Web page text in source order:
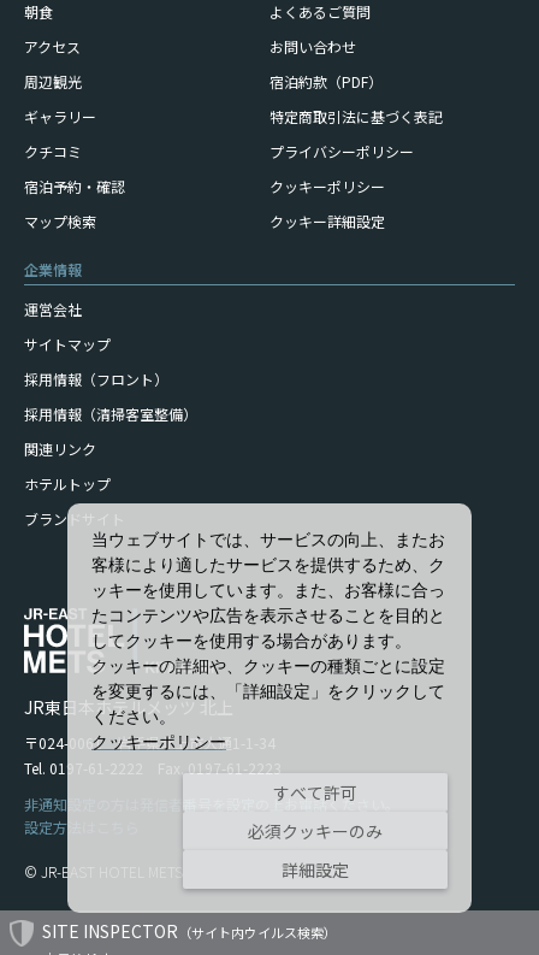
朝食
アクセス
周辺観光
ギャラリー
クチコミ
宿泊予約・確認
マップ検索
よくあるご質問
お問い合わせ
宿泊約款（PDF）
特定商取引法に基づく表記
プライバシーポリシー
クッキーポリシー
クッキー詳細設定
企業情報
運営会社
サイトマップ
採用情報（フロント）
採用情報（清掃客室整備）
関連リンク
ホテルトップ
ブランドサイト
JR東日本ホテルメッツ 北上
〒024-0061 岩手県北上市大通1-1-34
Tel. 0197-61-2222 Fax. 0197-61-2223
非通知設定の方は発信者番号を設定の上お電話ください。
設定方法はこちら
© JR-EAST HOTEL METS
SITE INSPECTOR （サイト内ウイルス検索）
当ウェブサイトでは、サービスの向上、またお
客様により適したサービスを提供するため、ク
ッキーを使用しています。また、お客様に合っ
たコンテンツや広告を表示させることを目的と
してクッキーを使用する場合があります。
クッキーの詳細や、クッキーの種類ごとに設定
を変更するには、「詳細設定」をクリックして
ください。
クッキーポリシー
すべて許可
必須クッキーのみ
詳細設定